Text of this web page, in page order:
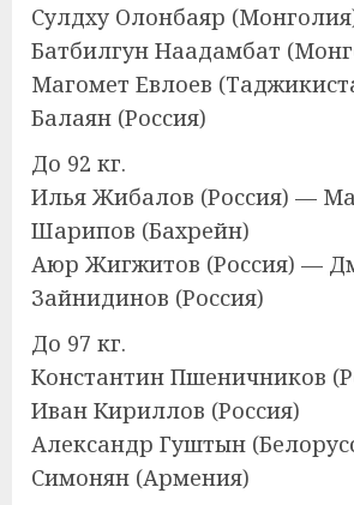
Сулдху Олонбаяр
Батбилгун Наадамбат
Магомет Евлоев
Балаян (Россия)
До 92 кг.
Илья Жибалов (Россия) —
Шарипов (Бахрейн)
Аюр Жигжитов (Россия) —
Зайнидинов (Россия)
До 97 кг.
Константин Пшеничников
Иван Кириллов (Россия)
Александр Гуштын
Симонян (Армения)